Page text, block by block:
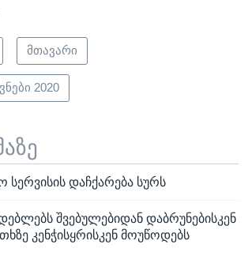
მთავარი
2020
სერვისის დაჩქარება სურს
შვებულებიდან დაბრუნებისკენ
კენჭისყრისკენ მოუწოდებს